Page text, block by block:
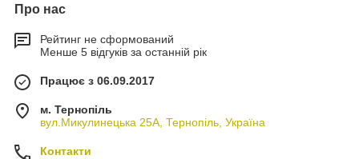
Про нас
Рейтинг не сформований
Менше 5 відгуків за останній рік
Працює з 06.09.2017
м. Тернопіль
вул.Микулинецька 25А, Тернопіль, Україна
Контакти